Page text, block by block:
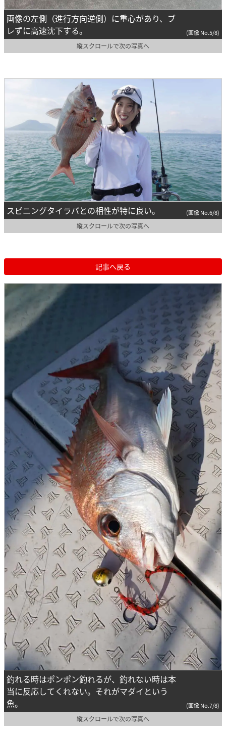
画像の左側（進行方向逆側）に重心があり、ブ
レずに高速沈下する。
(画像 No.5/8)
縦スクロールで次の写真へ
スピニングタイラバとの相性が特に良い。 (画像 No.6/8)
縦スクロールで次の写真へ
記事へ戻る
釣れる時はポンポン釣れるが、釣れない時は本
当に反応してくれない。それがマダイという
魚。
(画像 No.7/8)
縦スクロールで次の写真へ